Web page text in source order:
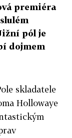
premiéra
pól je
dojmem
skladatele
Hollowaye